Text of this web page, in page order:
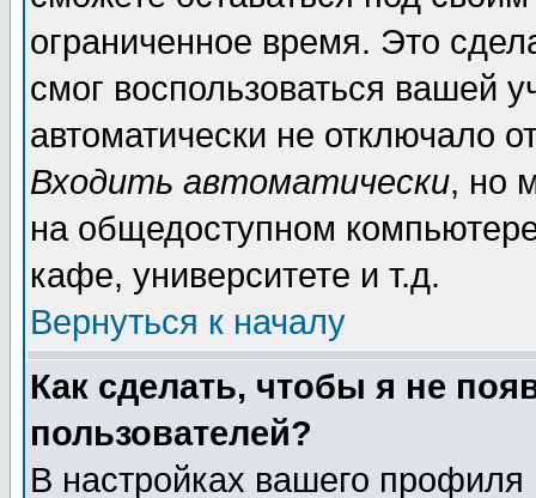
ограниченное время. Это
смог воспользоваться вашей
автоматически не отключало
Входить автоматически, но
на общедоступном
кафе, университете и т.д.
Вернуться к началу
Как сделать, чтобы я не
пользователей?
В настройках вашего